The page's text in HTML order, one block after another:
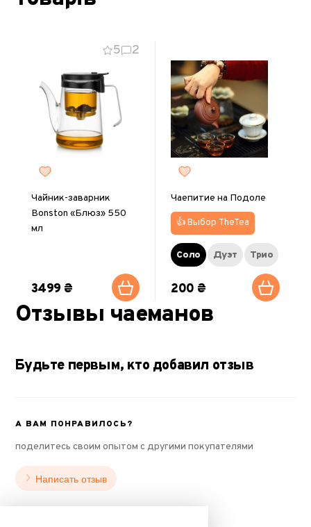
5 2
Чайник-заварник
Bonston «Блюз» 550
мл
3499 ₴
Чаепитие на Подоле
👍 Выбор TheTea
Соло Дуэт Трио
200 ₴
Отзывы чаеманов
Будьте первым, кто добавил отзыв
А ВАМ ПОНРАВИЛОСЬ?
поделитесь своим опытом с другими покупателями
Написать отзыв